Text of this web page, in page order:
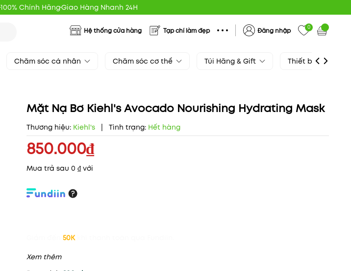
100% Chính HãngGiao Hàng Nhanh 24H
Hệ thống cửa hàng Tạp chí làm đẹp Đăng nhập 0
Chăm sóc cá nhân Chăm sóc cơ thể Túi Hãng & Gift Thiết bị làm đẹp
Mặt Nạ Bơ Kiehl's Avocado Nourishing Hydrating Mask
Thương hiệu: Kiehl's Tình trạng: Hết hàng
850.000₫
Mua trả sau 0 ₫ với
50K
Xem thêm